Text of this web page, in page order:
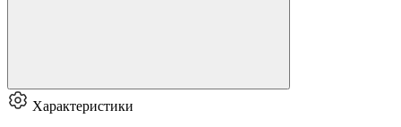
Характеристики